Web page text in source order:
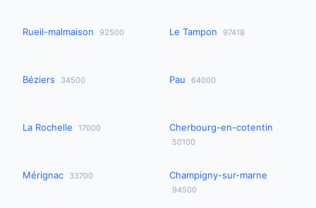
Rueil-malmaison 92500 Le Tampon 97418
Béziers 34500 Pau 64000
La Rochelle 17000 Cherbourg-en-cotentin
50100
Mérignac 33700 Champigny-sur-marne
94500